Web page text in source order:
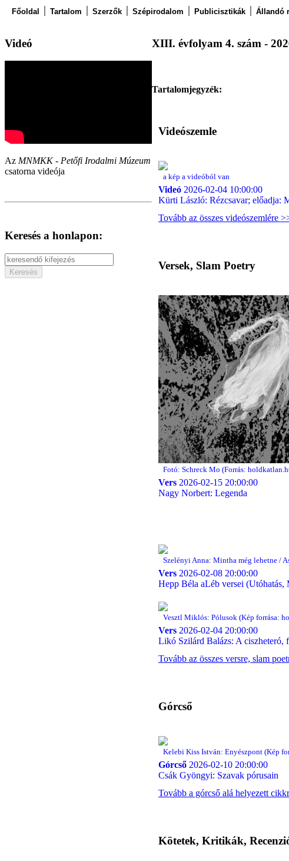
Főoldal Tartalom Szerzők Szépirodalom Publicisztikák Állandó
Videó
Az MNMKK - Petőfi Irodalmi Múzeum
csatorna videója
Keresés a honlapon:
XIII. évfolyam 4. szám -
Tartalomjegyzék:
Videószemle
a kép a videóból van
Videó 2026-02-04 10:00:00
Kürti László: Rézcsavar; előadja:
Tovább az összes videószemlére
Versek, Slam Poetry
Fotó: Schreck Mo (Forrás:
Vers 2026-02-15 20:00:00
Nagy Norbert: Legenda
Szelényi Anna: Mintha még lehetne /
Vers 2026-02-08 20:00:00
Hepp Béla aLéb versei (Utóhatás,
Vesztl Miklós: Pólusok (Kép forrása:
Vers 2026-02-04 20:00:00
Likó Szilárd Balázs: A ciszheteró,
Tovább az összes versre, slam
Górcső
Kelebi Kiss István: Enyészpont (Kép
Górcső 2026-02-10 20:00:00
Csák Gyöngyi: Szavak pórusain
Tovább a górcső alá helyezett
Kötetek, Kritikák,